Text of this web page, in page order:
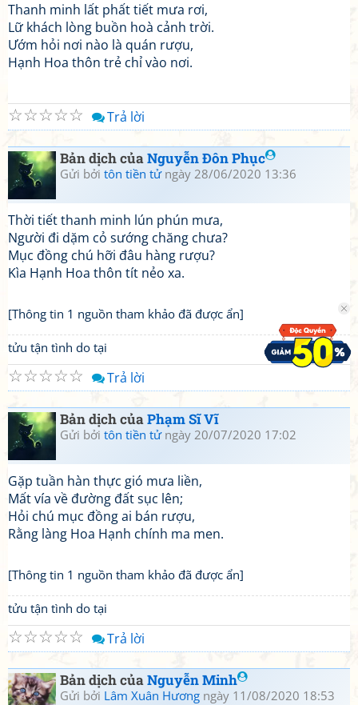
Thanh minh lất phất tiết mưa rơi,
Lữ khách lòng buồn hoà cảnh trời.
Ướm hỏi nơi nào là quán rượu,
Hạnh Hoa thôn trẻ chỉ vào nơi.
☆
☆
☆
☆
☆ Trả lời
Bản dịch củaNguyễn Đôn Phục
Gửi bởi tôn tiền tửngày 28/06/2020 13:36
Thời tiết thanh minh lún phún mưa,
Người đi dặm cỏ sướng chăng chưa?
Mục đồng chú hỡi đâu hàng rượu?
Kìa Hạnh Hoa thôn tít nẻo xa.
[Thông tin 1 nguồn tham khảo đã được ẩn]
tửu tận tình do tại
☆
☆
☆
☆
☆ Trả lời
Bản dịch củaPhạm Sĩ Vĩ
Gửi bởi tôn tiền tửngày 20/07/2020 17:02
Gặp tuần hàn thực gió mưa liền,
Mất vía về đường đất sục lên;
Hỏi chú mục đồng ai bán rượu,
Rằng làng Hoa Hạnh chính ma men.
[Thông tin 1 nguồn tham khảo đã được ẩn]
tửu tận tình do tại
☆
☆
☆
☆
☆ Trả lời
Bản dịch củaNguyễn Minh
Gửi bởi Lâm Xuân Hương ngày 11/08/2020 18:53